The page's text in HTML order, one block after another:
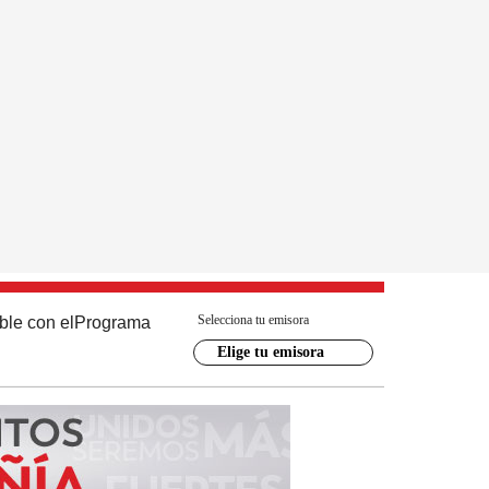
con el Programa Selecciona tu emisora
Elige tu emisora